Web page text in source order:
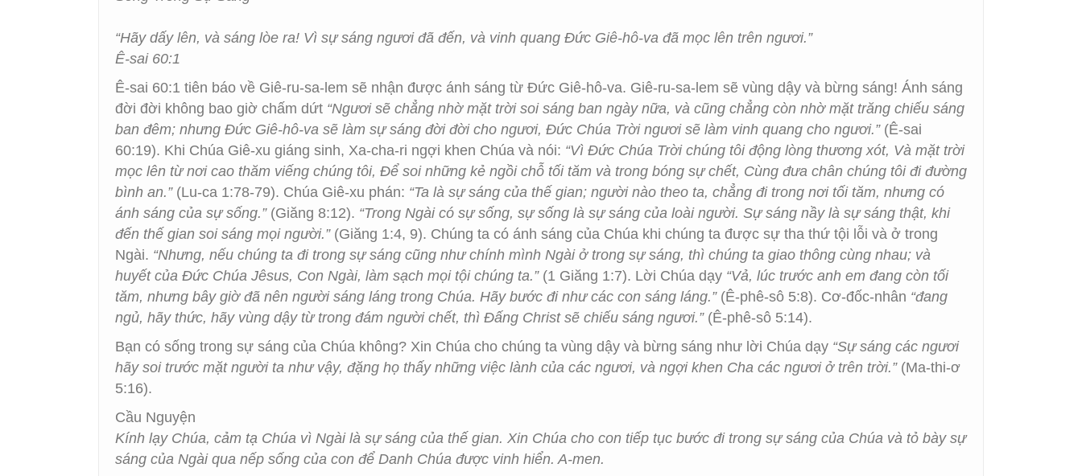
“Hãy dấy lên, và sáng lòe ra! Vì sự sáng ngươi đã đến, và vinh quang Đức Giê-hô-va đã mọc lên trên ngươi.”
Ê-sai 60:1
Ê-sai 60:1 tiên báo về Giê-ru-sa-lem sẽ nhận được ánh sáng từ Đức Giê-hô-va. Giê-ru-sa-lem sẽ vùng dậy và bừng sáng! Ánh sáng
đời đời không bao giờ chấm dứt “Ngươi sẽ chẳng nhờ mặt trời soi sáng ban ngày nữa, và cũng chẳng còn nhờ mặt trăng chiếu sáng
ban đêm; nhưng Đức Giê-hô-va sẽ làm sự sáng đời đời cho ngươi, Đức Chúa Trời ngươi sẽ làm vinh quang cho ngươi.”(Ê-sai
60:19). Khi Chúa Giê-xu giáng sinh, Xa-cha-ri ngợi khen Chúa và nói: “Vì Đức Chúa Trời chúng tôi động lòng thương xót, Và mặt trời
mọc lên từ nơi cao thăm viếng chúng tôi, Để soi những kẻ ngồi chỗ tối tăm và trong bóng sự chết, Cùng đưa chân chúng tôi đi đường
bình an.”(Lu-ca 1:78-79). Chúa Giê-xu phán: “Ta là sự sáng của thế gian; người nào theo ta, chẳng đi trong nơi tối tăm, nhưng có
ánh sáng của sự sống.”(Giăng 8:12). “Trong Ngài có sự sống, sự sống là sự sáng của loài người. Sự sáng nầy là sự sáng thật, khi
đến thế gian soi sáng mọi người.”(Giăng 1:4, 9). Chúng ta có ánh sáng của Chúa khi chúng ta được sự tha thứ tội lỗi và ở trong
Ngài. “Nhưng, nếu chúng ta đi trong sự sáng cũng như chính mình Ngài ở trong sự sáng, thì chúng ta giao thông cùng nhau; và
huyết của Đức Chúa Jêsus, Con Ngài, làm sạch mọi tội chúng ta.”(1 Giăng 1:7). Lời Chúa dạy “Vả, lúc trước anh em đang còn tối
tăm, nhưng bây giờ đã nên người sáng láng trong Chúa. Hãy bước đi như các con sáng láng.”(Ê-phê-sô 5:8). Cơ-đốc-nhân “đang
ngủ, hãy thức, hãy vùng dậy từ trong đám người chết, thì Đấng Christ sẽ chiếu sáng ngươi.”(Ê-phê-sô 5:14).
Bạn có sống trong sự sáng của Chúa không? Xin Chúa cho chúng ta vùng dậy và bừng sáng như lời Chúa dạy “Sự sáng các ngươi
hãy soi trước mặt người ta như vậy, đặng họ thấy những việc lành của các ngươi, và ngợi khen Cha các ngươi ở trên trời.”(Ma-thi-ơ
5:16).
Cầu Nguyện
Kính lạy Chúa, cảm tạ Chúa vì Ngài là sự sáng của thế gian. Xin Chúa cho con tiếp tục bước đi trong sự sáng của Chúa và tỏ bày sự
sáng của Ngài qua nếp sống của con để Danh Chúa được vinh hiển. A-men.